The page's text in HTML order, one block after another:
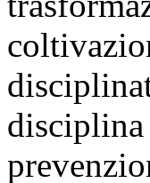
disciplina